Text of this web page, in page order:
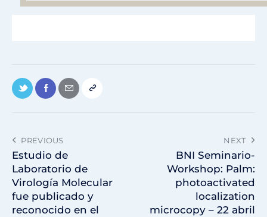
PREVIOUS
Estudio de
Laboratorio de
Virología Molecular
fue publicado y
reconocido en el
NEXT
BNI Seminario-
Workshop: Palm:
photoactivated
localization
microcopy – 22 abril